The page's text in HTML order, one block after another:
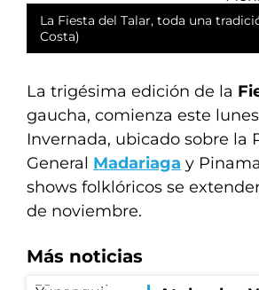
La Fiesta del Talar, toda una
Costa)
La trigésima edición de la
gaucha, comienza este
Invernada, ubicado sobre la
General Madariaga y
shows folklóricos se
de noviembre.
Más noticias